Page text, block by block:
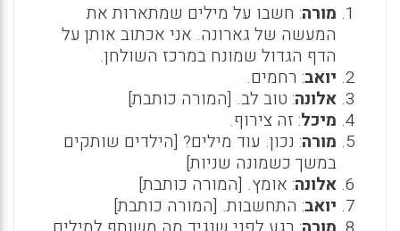
מורה: חשבו על מילים שמתארות את
המעשה של גארונה. אני אכתוב אותן על
הדף הגדול שמונח במרכז השולחן.
יואב: רחמים.
אלונה: טוב לב. [המורה כותבת]
מיכל: זה צירוף.
מורה: נכון. עוד מילים? [הילדים שותקים
במשך כשמונה שניות]
אלונה: אומץ. [המורה כותבת]
יואב: התחשבות. [המורה כותבת]